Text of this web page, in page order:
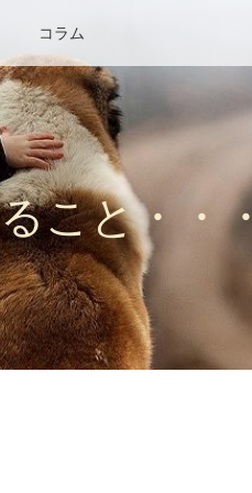
コラム
こと・・